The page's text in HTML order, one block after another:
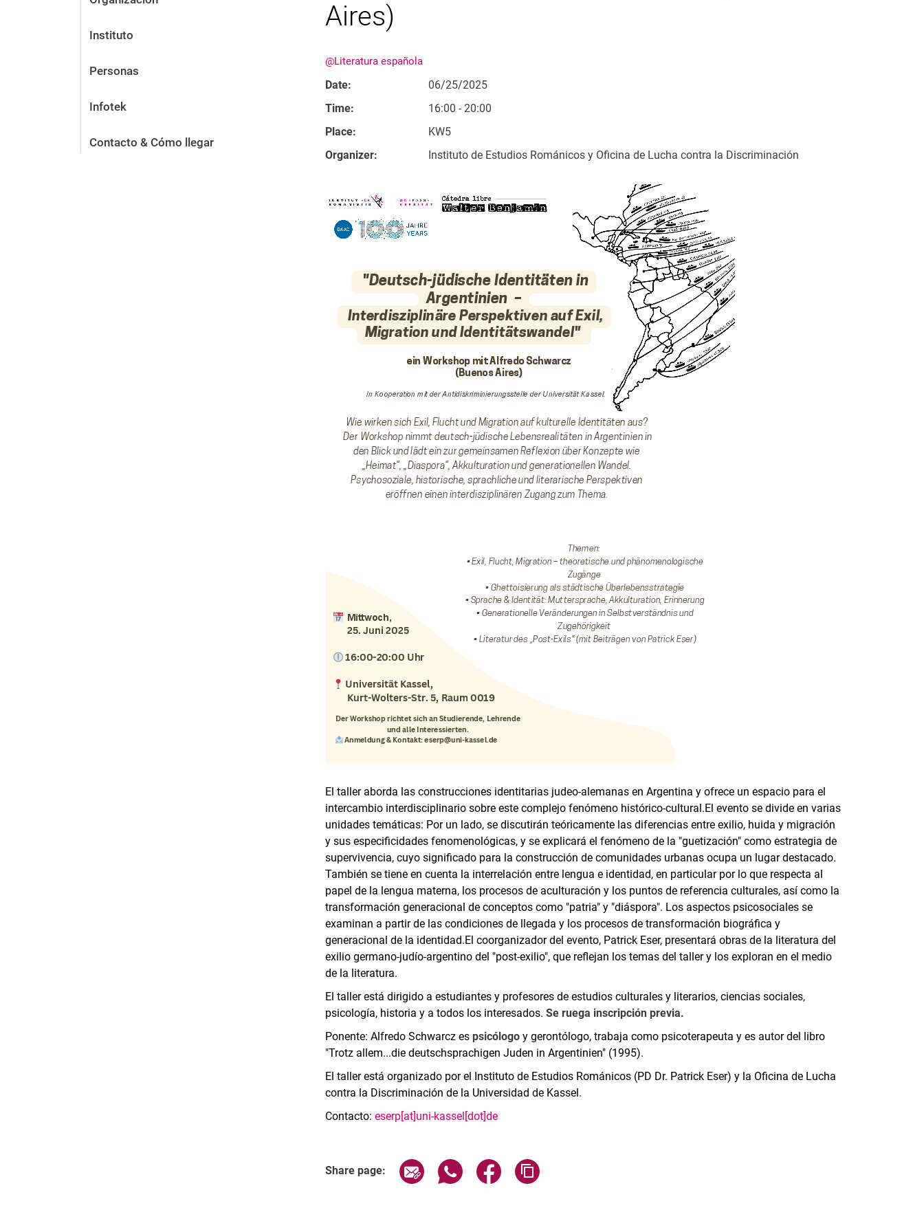
Instituto
Personas
Infotek
Contacto & Cómo llegar
Aires)
@Literatura española
Date:
06/25/2025
Time:
16:00 - 20:00
Place:
KW5
Organizer:
Instituto de Estudios Románicos y Oficina de Lucha contra la Discriminación
El taller aborda las construcciones identitarias judeo-alemanas en Argentina y ofrece un espacio para el
intercambio interdisciplinario sobre este complejo fenómeno histórico-cultural.El evento se divide en varias
unidades temáticas: Por un lado, se discutirán teóricamente las diferencias entre exilio, huida y migración
y sus especificidades fenomenológicas, y se explicará el fenómeno de la "guetización" como estrategia de
supervivencia, cuyo significado para la construcción de comunidades urbanas ocupa un lugar destacado.
También se tiene en cuenta la interrelación entre lengua e identidad, en particular por lo que respecta al
papel de la lengua materna, los procesos de aculturación y los puntos de referencia culturales, así como la
transformación generacional de conceptos como "patria" y "diáspora". Los aspectos psicosociales se
examinan a partir de las condiciones de llegada y los procesos de transformación biográfica y
generacional de la identidad.El coorganizador del evento, Patrick Eser, presentará obras de la literatura del
exilio germano-judío-argentino del "post-exilio", que reflejan los temas del taller y los exploran en el medio
de la literatura.
El taller está dirigido a estudiantes y profesores de estudios culturales y literarios, ciencias sociales,
psicología, historia y a todos los interesados.Se ruega inscripción previa.
Ponente: Alfredo Schwarcz es psicólogoy gerontólogo, trabaja como psicoterapeuta y es autor del libro
"Trotz allem...die deutschsprachigen Juden in Argentinien" (1995).
El taller está organizado por el Instituto de Estudios Románicos (PD Dr. Patrick Eser) y la Oficina de Lucha
contra la Discriminación de la Universidad de Kassel.
Contacto:eserp[at]uni-kassel[dot]de
Share page: Share page via email
Share page via WhatsApp (external link, opens in a new window)
Share page via Facebook (external link, opens in a new window)